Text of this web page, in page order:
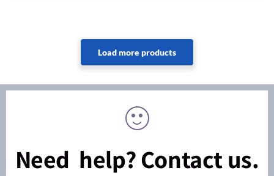
Need help? Contact us.